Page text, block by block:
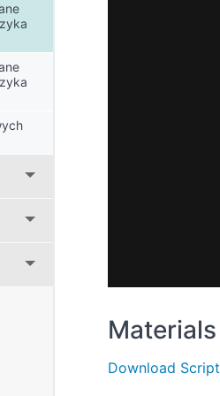
Materials
Download Script